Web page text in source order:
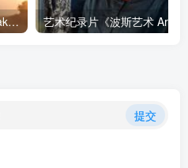
社会生活纪录片《马加拉 Makala》下载
提交